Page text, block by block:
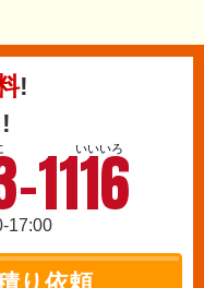
!
いいいろ
1116
17:00